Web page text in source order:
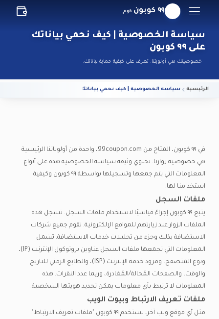
٩٩ كوبون .كوم
سياسة الخصوصية | كيف نحمي بياناتك
على ٩٩ كوبون
خصوصيتك هي أولويتنا. تعرف على كيفية حماية بياناتك.
الرئيسية سياسة الخصوصية | كيف نحمي بياناتك على ٩٩ كوبون
في ٩٩ كوبون، المتاح من 99coupon.com، واحدة من أولوياتنا الرئيسية
هي خصوصية زوارنا. تحتوي وثيقة سياسة الخصوصية هذه على أنواع
المعلومات التي يتم جمعها وتسجيلها بواسطة ٩٩ كوبون وكيفية
استخدامنا لها.
ملفات السجل
يتبع ٩٩ كوبون إجراءً قياسيًا لاستخدام ملفات السجل. تسجل هذه
الملفات الزوار عند زيارتهم للمواقع الإلكترونية. تقوم جميع شركات
الاستضافة بذلك وجزء من تحليلات خدمات الاستضافة. تشمل
المعلومات التي تجمعها ملفات السجل عناوين بروتوكول الإنترنت (IP)،
ونوع المتصفح، ومزود خدمة الإنترنت (ISP)، والطابع الزمني للتاريخ
والوقت، والصفحات المُحالة/المُغادرة، وربما عدد النقرات. هذه
المعلومات لا ترتبط بأي معلومات يمكن تحديد هويتها الشخصية.
ملفات تعريف الارتباط وبيوت الويب
مثل أي موقع ويب آخر، يستخدم ٩٩ كوبون "ملفات تعريف الارتباط".